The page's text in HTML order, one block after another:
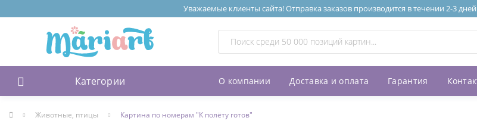
Уважаемые клиенты сайта! Отправка заказов производится в течении 2-3
Категории О компании Доставка и оплата Гарантия
Животные, птицы Картина по номерам "К полёту готов"